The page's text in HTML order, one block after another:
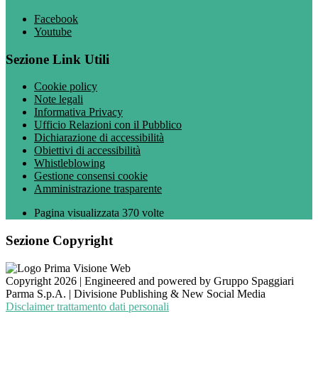
Facebook
Youtube
Sezione Link Utili
Cookie policy
Note legali
Informativa Privacy
Ufficio Relazioni con il Pubblico
Dichiarazione di accessibilità
Obiettivi di accessibilità
Whistleblowing
Gestione consensi cookie
Amministrazione trasparente
Pagina visualizzata 370 volte
Sezione Copyright
Copyright 2026 | Engineered and powered by Gruppo Spaggiari
Parma S.p.A. | Divisione Publishing & New Social Media
Disclaimer trattamento dati personali